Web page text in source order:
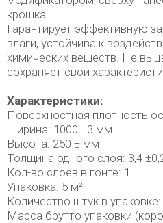
крошка.
Гарантирует эффективную
влаги, устойчива к
химических веществ. Не
сохраняет свои
Характеристики:
Поверхностная плотность
Ширина: 1000 ±3 мм
Высота: 250 ± мм
Толщина одного слоя: 3,4
Кол-во слоев в гонте: 1
Упаковка: 5 м²
Количество штук в
Масса брутто упаковки